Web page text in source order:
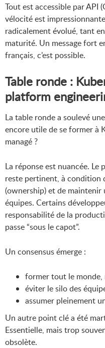
Tout est accessible par API
vélocité est
radicalement évolué, tant
maturité. Un message fort
français, c’est possible.
Table ronde :
platform
La table ronde a soulevé
encore utile de se former à
managé ?
La réponse est nuancée.
reste pertinent, à condition
(ownership) et de
équipes. Certains
responsabilité de la
passe “sous le capot”.
Un consensus émerge :
former tout le monde,
éviter le silo des
assumer pleinement
Un autre point clé a été
Essentielle, mais trop
obsolète.